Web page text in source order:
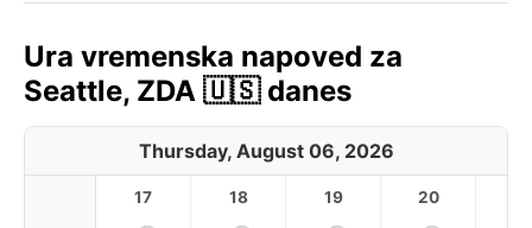
Ura vremenska napoved za
Seattle, ZDA 🇺🇸 danes
Thursday, August 06, 2026
17 18 19 20